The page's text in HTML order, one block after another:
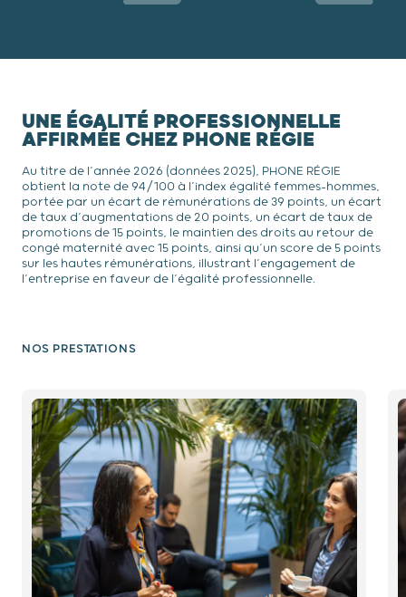
UNE ÉGALITÉ PROFESSIONNELLE
AFFIRMÉE CHEZ PHONE RÉGIE
Au titre de l’année 2026 (données 2025), PHONE RÉGIE
obtient la note de 94/100 à l’index égalité femmes-hommes,
portée par un écart de rémunérations de 39 points, un écart
de taux d’augmentations de 20 points, un écart de taux de
promotions de 15 points, le maintien des droits au retour de
congé maternité avec 15 points, ainsi qu’un score de 5 points
sur les hautes rémunérations, illustrant l’engagement de
l’entreprise en faveur de l’égalité professionnelle.
NOS PRESTATIONS